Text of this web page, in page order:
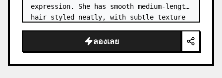
expression. She has smooth medium-length
hair styled neatly, with subtle texture
ลองเลย